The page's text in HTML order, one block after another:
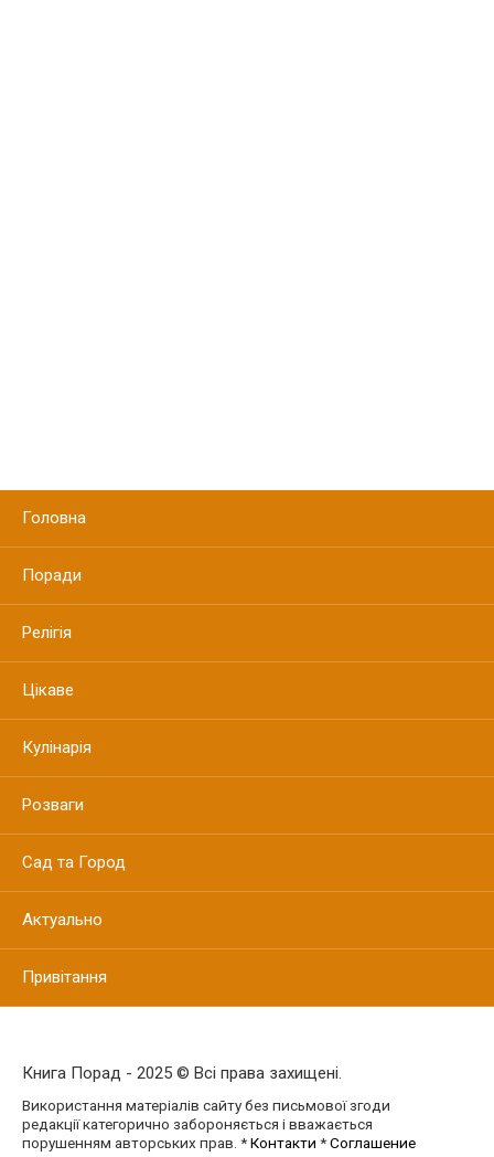
Головна
Поради
Релігія
Цікаве
Кулінарія
Розваги
Сад та Город
Актуально
Привітання
Книга Порад - 2025 © Всі права захищені.
Використання матеріалів сайту без письмової згоди
редакції категорично забороняється і вважається
порушенням авторських прав. *Контакти *Соглашение